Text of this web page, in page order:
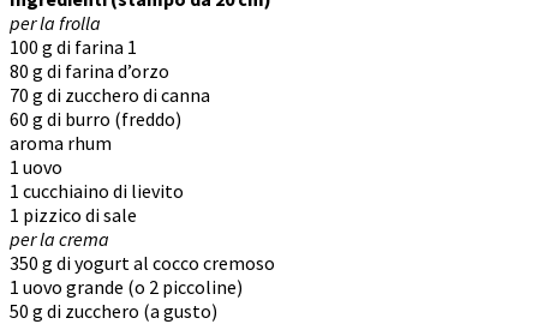
per la frolla
100 g di farina 1
80 g di farina d’orzo
70 g di zucchero di canna
60 g di burro (freddo)
aroma rhum
1 uovo
1 cucchiaino di lievito
1 pizzico di sale
per la crema
350 g di yogurt al cocco cremoso
1 uovo grande (o 2 piccoline)
50 g di zucchero (a gusto)